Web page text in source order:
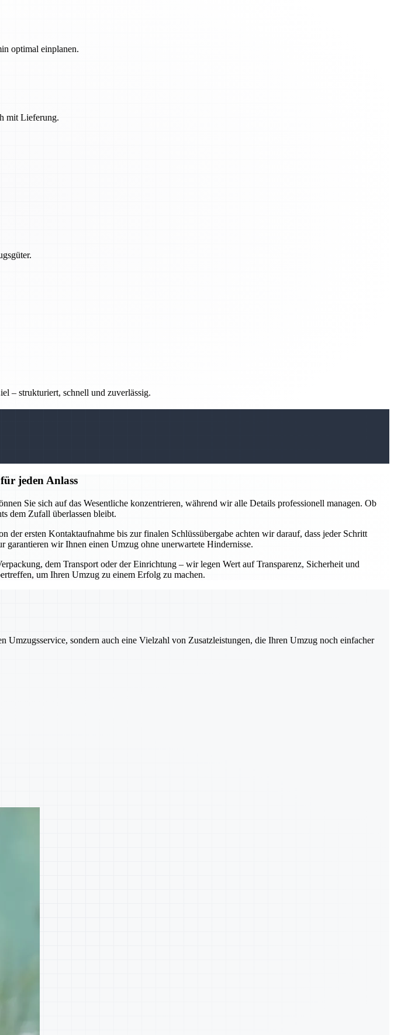
optimal einplanen.
mit Lieferung.
– strukturiert, schnell und zuverlässig.
jeden Anlass
Sie sich auf das Wesentliche konzentrieren, während wir alle Details professionell managen. Ob
dem Zufall überlassen bleibt.
ersten Kontaktaufnahme bis zur finalen Schlüssübergabe achten wir darauf, dass jeder Schritt
wir Ihnen einen Umzug ohne unerwartete Hindernisse.
dem Transport oder der Einrichtung – wir legen Wert auf Transparenz, Sicherheit und
um Ihren Umzug zu einem Erfolg zu machen.
sondern auch eine Vielzahl von Zusatzleistungen, die Ihren Umzug noch einfacher